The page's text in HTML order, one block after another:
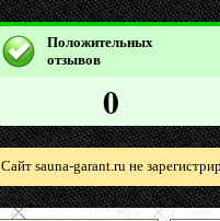
Положительных
отзывов
0
Сайт sauna-garant.ru не